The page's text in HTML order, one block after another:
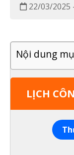
22/03/
Nội dung
LỊCH